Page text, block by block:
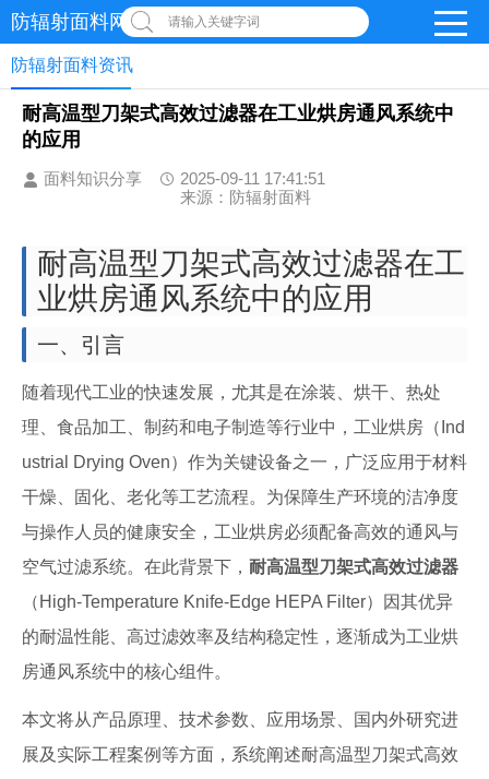
防辐射面料网 请输入关键字词
防辐射面料资讯
耐高温型刀架式高效过滤器在工业烘房通风系统中
的应用
面料知识分享
2025-09-11 17:41:51
来源：防辐射面料
耐高温型刀架式高效过滤器在工
业烘房通风系统中的应用
一、引言
随着现代工业的快速发展，尤其是在涂装、烘干、热处
理、食品加工、制药和电子制造等行业中，工业烘房（Ind
ustrial Drying Oven）作为关键设备之一，广泛应用于材料
干燥、固化、老化等工艺流程。为保障生产环境的洁净度
与操作人员的健康安全，工业烘房必须配备高效的通风与
空气过滤系统。在此背景下， 耐高温型刀架式高效过滤器
（High-Temperature Knife-Edge HEPA Filter）因其优异
的耐温性能、高过滤效率及结构稳定性，逐渐成为工业烘
房通风系统中的核心组件。
本文将从产品原理、技术参数、应用场景、国内外研究进
展及实际工程案例等方面，系统阐述耐高温型刀架式高效